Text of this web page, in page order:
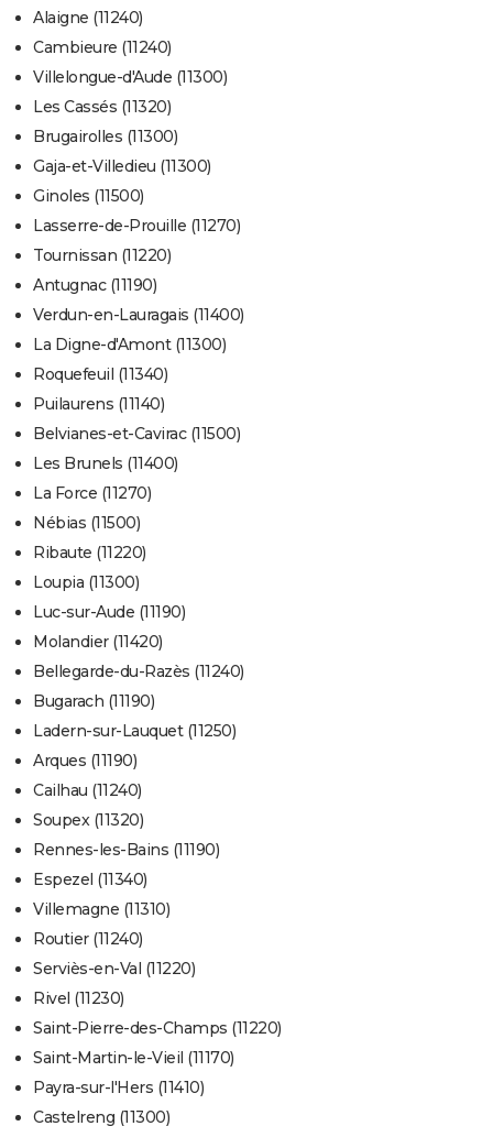
Alaigne (11240)
Cambieure (11240)
Villelongue-d'Aude (11300)
Les Cassés (11320)
Brugairolles (11300)
Gaja-et-Villedieu (11300)
Ginoles (11500)
Lasserre-de-Prouille (11270)
Tournissan (11220)
Antugnac (11190)
Verdun-en-Lauragais (11400)
La Digne-d'Amont (11300)
Roquefeuil (11340)
Puilaurens (11140)
Belvianes-et-Cavirac (11500)
Les Brunels (11400)
La Force (11270)
Nébias (11500)
Ribaute (11220)
Loupia (11300)
Luc-sur-Aude (11190)
Molandier (11420)
Bellegarde-du-Razès (11240)
Bugarach (11190)
Ladern-sur-Lauquet (11250)
Arques (11190)
Cailhau (11240)
Soupex (11320)
Rennes-les-Bains (11190)
Espezel (11340)
Villemagne (11310)
Routier (11240)
Serviès-en-Val (11220)
Rivel (11230)
Saint-Pierre-des-Champs (11220)
Saint-Martin-le-Vieil (11170)
Payra-sur-l'Hers (11410)
Castelreng (11300)